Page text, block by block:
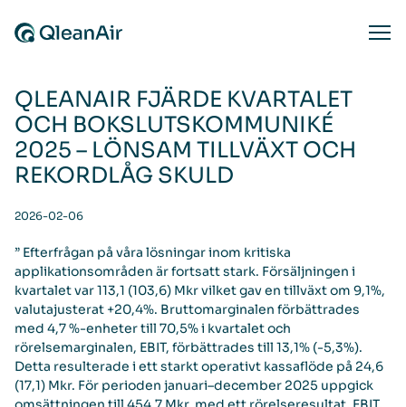
QLEANAIR FJÄRDE KVARTALET
OCH BOKSLUTSKOMMUNIKÉ
2025 – LÖNSAM TILLVÄXT OCH
REKORDLÅG SKULD
2026-02-06
” Efterfrågan på våra lösningar inom kritiska
applikationsområden är fortsatt stark. Försäljningen i
kvartalet var 113,1 (103,6) Mkr vilket gav en tillväxt om 9,1%,
valutajusterat +20,4%. Bruttomarginalen förbättrades
med 4,7 %-enheter till 70,5% i kvartalet och
rörelsemarginalen, EBIT, förbättrades till 13,1% (-5,3%).
Detta resulterade i ett starkt operativt kassaflöde på 24,6
(17,1) Mkr. För perioden januari–december 2025 uppgick